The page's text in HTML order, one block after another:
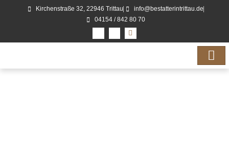
Kirchenstraße 32, 22946 Trittau
info@bestatterintrittau.de
04154 / 842 80 70